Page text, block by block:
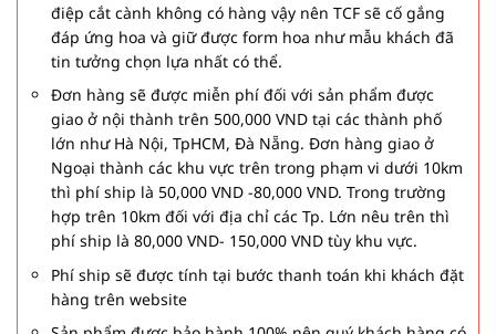
điệp cắt cành không có hàng vậy nên TCF sẽ cố gắng
đáp ứng hoa và giữ được form hoa như mẫu khách đã
tin tưởng chọn lựa nhất có thể.
Đơn hàng sẽ được miễn phí đối với sản phẩm được
giao ở nội thành trên 500,000 VND tại các thành phố
lớn như Hà Nội, TpHCM, Đà Nẵng. Đơn hàng giao ở
Ngoại thành các khu vực trên trong phạm vi dưới 10km
thì phí ship là 50,000 VND -80,000 VND. Trong trường
hợp trên 10km đối với địa chỉ các Tp. Lớn nêu trên thì
phí ship là 80,000 VND- 150,000 VND tùy khu vực.
Phí ship sẽ được tính tại bước thanh toán khi khách đặt
hàng trên website